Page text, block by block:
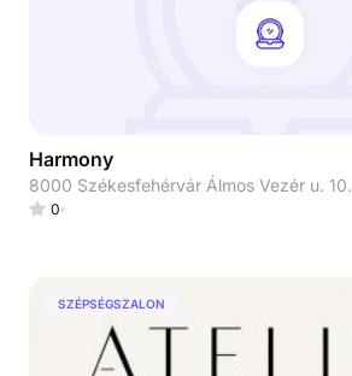
Harmony
8000 Székesfehérvár Álmos Vezér u. 10.
0
SZÉPSÉGSZALON